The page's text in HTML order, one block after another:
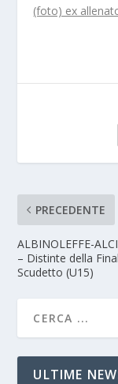
(foto) ex
PRECEDENTE
ALBINOLEFFE-
– Distinte della
Scudetto (U15)
ULTIME